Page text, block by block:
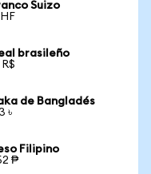
Suizo
brasileño
de Bangladés
৳
Filipino
₱